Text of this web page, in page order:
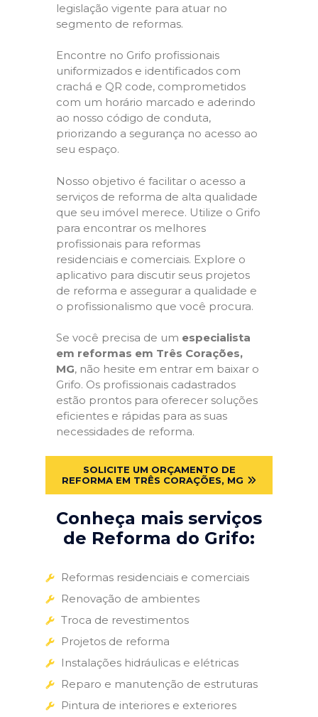
legislação vigente para atuar no
segmento de reformas.
Encontre no Grifo profissionais
uniformizados e identificados com
crachá e QR code, comprometidos
com um horário marcado e aderindo
ao nosso código de conduta,
priorizando a segurança no acesso ao
seu espaço.
Nosso objetivo é facilitar o acesso a
serviços de reforma de alta qualidade
que seu imóvel merece. Utilize o Grifo
para encontrar os melhores
profissionais para reformas
residenciais e comerciais. Explore o
aplicativo para discutir seus projetos
de reforma e assegurar a qualidade e
o profissionalismo que você procura.
Se você precisa de um especialista
em reformas em Três Corações,
MG, não hesite em entrar em baixar o
Grifo. Os profissionais cadastrados
estão prontos para oferecer soluções
eficientes e rápidas para as suas
necessidades de reforma.
SOLICITE UM ORÇAMENTO DE
REFORMA EM TRÊS CORAÇÕES, MG
Conheça mais serviços
de Reforma do Grifo:
Reformas residenciais e comerciais
Renovação de ambientes
Troca de revestimentos
Projetos de reforma
Instalações hidráulicas e elétricas
Reparo e manutenção de estruturas
Pintura de interiores e exteriores